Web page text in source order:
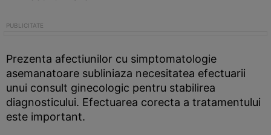
Prezenta afectiunilor cu simptomatologie
asemanatoare subliniaza necesitatea efectuarii
unui consult ginecologic pentru stabilirea
diagnosticului. Efectuarea corecta a tratamentului
este important.